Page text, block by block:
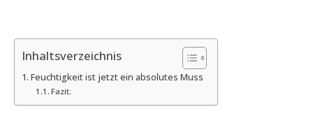
Inhaltsverzeichnis
Feuchtigkeit ist jetzt ein absolutes Muss
Fazit: